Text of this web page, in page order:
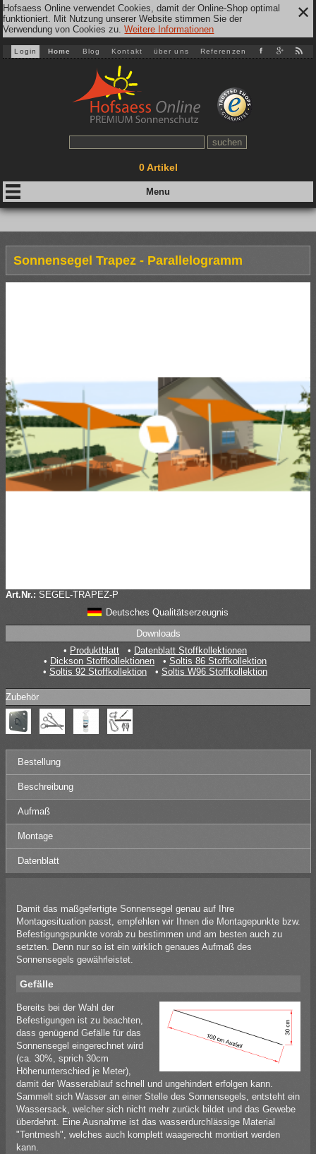
Hofsaess Online verwendet Cookies, damit der Online-Shop optimal
funktioniert. Mit Nutzung unserer Website stimmen Sie der
Verwendung von Cookies zu.Weitere Informationen
✕
Login Home Blog Kontakt über uns Referenzen
0Artikel
Sonnensegel Trapez - Parallelogramm
Art.Nr.: SEGEL-TRAPEZ-P
Deutsches Qualitätserzeugnis
Downloads
Produktblatt
Datenblatt Stoffkollektionen
Dickson Stoffkollektionen
Soltis 86 Stoffkollektion
Soltis 92 Stoffkollektion
Soltis W96 Stoffkollektion
Zubehör
Bestellung
Beschreibung
Aufmaß
Montage
Datenblatt
Damit das maßgefertigte Sonnensegel genau auf Ihre
Montagesituation passt, empfehlen wir Ihnen die Montagepunkte bzw.
Befestigungspunkte vorab zu bestimmen und am besten auch zu
setzten. Denn nur so ist ein wirklich genaues Aufmaß des
Sonnensegels gewährleistet.
Gefälle
Bereits bei der Wahl der
Befestigungen ist zu beachten,
dass genügend Gefälle für das
Sonnensegel eingerechnet wird
(ca. 30%, sprich 30cm
Höhenunterschied je Meter),
damit der Wasserablauf schnell und ungehindert erfolgen kann.
Sammelt sich Wasser an einer Stelle des Sonnensegels, entsteht ein
Wassersack, welcher sich nicht mehr zurück bildet und das Gewebe
überdehnt. Eine Ausnahme ist das wasserdurchlässige Material
"Tentmesh", welches auch komplett waagerecht montiert werden
kann.